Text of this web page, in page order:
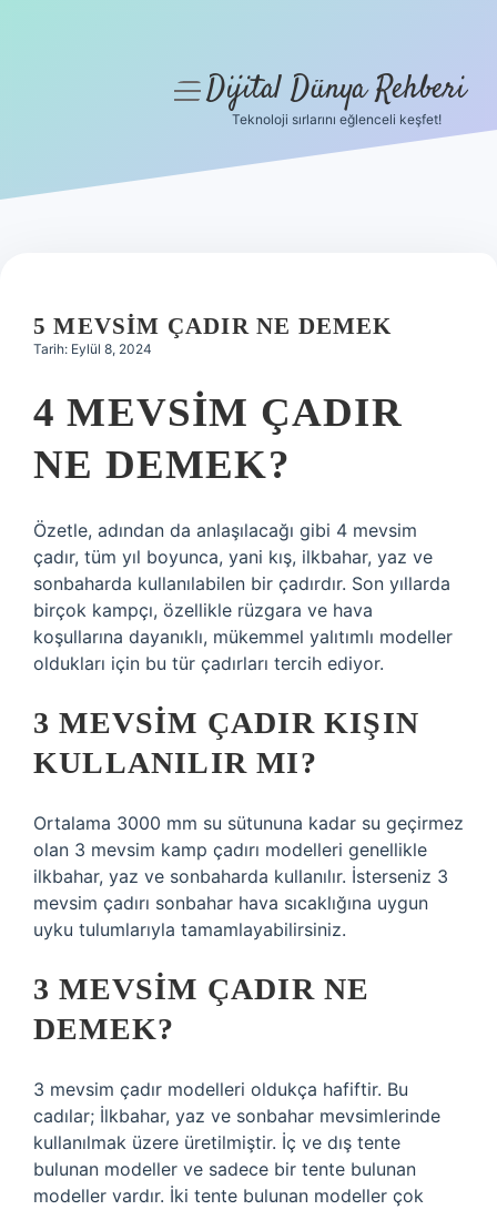
Hakkımızda
menüyüDijital Dünya Rehberi
Teknoloji sırlarını eğlenceli keşfet!
5 MEVSIM ÇADIR NE DEMEK
Tarih: Eylül 8, 2024
4 MEVSIM ÇADIR
NE DEMEK?
Özetle, adından da anlaşılacağı gibi 4 mevsim
çadır, tüm yıl boyunca, yani kış, ilkbahar, yaz ve
sonbaharda kullanılabilen bir çadırdır. Son yıllarda
birçok kampçı, özellikle rüzgara ve hava
koşullarına dayanıklı, mükemmel yalıtımlı modeller
oldukları için bu tür çadırları tercih ediyor.
3 MEVSIM ÇADIR KIŞIN
KULLANILIR MI?
Ortalama 3000 mm su sütununa kadar su geçirmez
olan 3 mevsim kamp çadırı modelleri genellikle
ilkbahar, yaz ve sonbaharda kullanılır. İsterseniz 3
mevsim çadırı sonbahar hava sıcaklığına uygun
uyku tulumlarıyla tamamlayabilirsiniz.
3 MEVSIM ÇADIR NE
DEMEK?
3 mevsim çadır modelleri oldukça hafiftir. Bu
cadılar; İlkbahar, yaz ve sonbahar mevsimlerinde
kullanılmak üzere üretilmiştir. İç ve dış tente
bulunan modeller ve sadece bir tente bulunan
modeller vardır. İki tente bulunan modeller çok